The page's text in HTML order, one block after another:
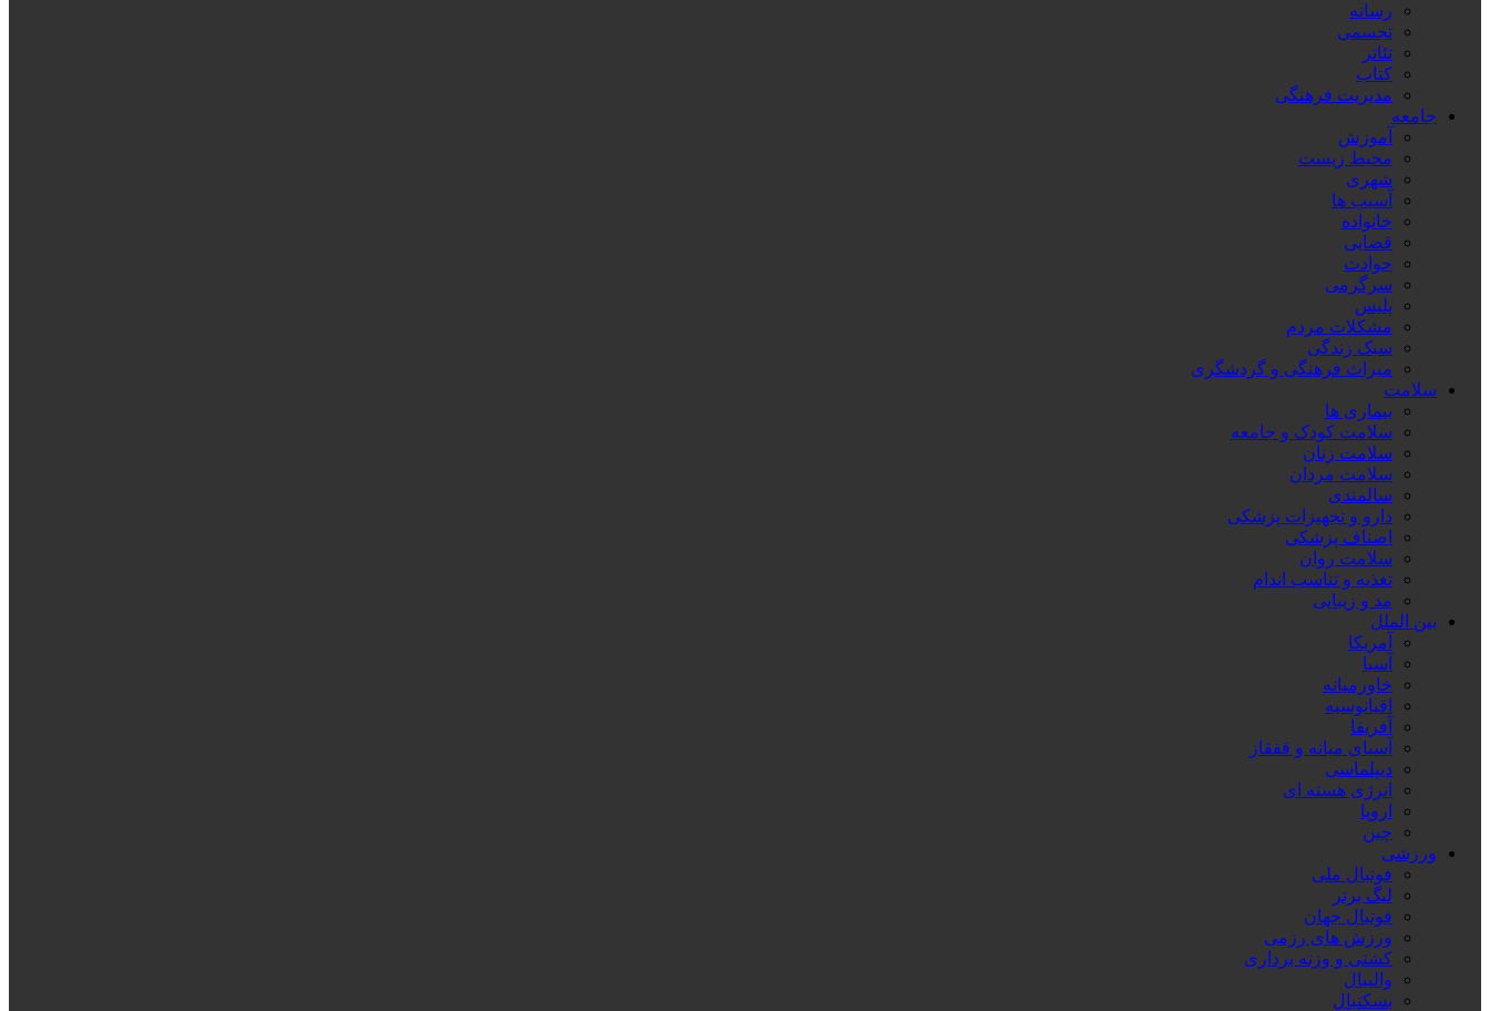
رسانه
تجسمی
تئاتر
کتاب
مدیریت فرهنگی
جامعه
آموزش
محیط زیست
شهری
آسیب ها
خانواده
قضایی
حوادث
سرگرمی
پلیس
مشکلات مردم
سبک زندگی
میراث فرهنگی و گردشگری
سلامت
بیماری ها
سلامت کودک و جامعه
سلامت زنان
سلامت مردان
سالمندی
دارو و تجهیزات پزشکی
اصناف پزشکی
سلامت روان
تغذیه و تناسب اندام
مد و زیبایی
بین الملل
آمریکا
آسیا
خاورمیانه
اقیانوسیه
آفریقا
آسیای میانه و قفقاز
دیپلماسی
انرژی هسته ای
اروپا
چین
ورزشی
فوتبال ملی
لیگ برتر
فوتبال جهان
ورزش های رزمی
کشتی و وزنه برداری
والیبال
بسکتبال